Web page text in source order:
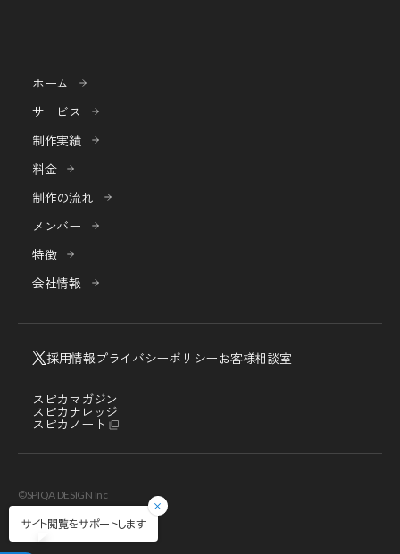
サイト閲覧をサポートします
ホーム
サービス
制作実績
料金
制作の流れ
メンバー
特徴
会社情報
採用情報プライバシーポリシーお客様相談室
スピカマガジン
スピカナレッジ
スピカノート
©SPIQA DESIGN Inc